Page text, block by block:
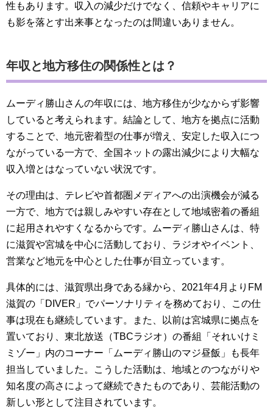
性もあります。収入の減少だけでなく、信頼やキャリアに
も影を落とす出来事となったのは間違いありません。
年収と地方移住の関係性とは？
ムーディ勝山さんの年収には、地方移住が少なからず影響
していると考えられます。結論として、地方を拠点に活動
することで、地元密着型の仕事が増え、安定した収入につ
ながっている一方で、全国ネットの露出減少により大幅な
収入増とはなっていない状況です。
その理由は、テレビや首都圏メディアへの出演機会が減る
一方で、地方では親しみやすい存在として地域密着の番組
に起用されやすくなるからです。ムーディ勝山さんは、特
に滋賀や宮城を中心に活動しており、ラジオやイベント、
営業など地元を中心とした仕事が目立っています。
具体的には、滋賀県出身である縁から、2021年4月よりFM
滋賀の「DIVER」でパーソナリティを務めており、この仕
事は現在も継続しています。また、以前は宮城県に拠点を
置いており、東北放送（TBCラジオ）の番組「それいけミ
ミゾー」内のコーナー「ムーディ勝山のマジ昼飯」も長年
担当していました。こうした活動は、地域とのつながりや
知名度の高さによって継続できたものであり、芸能活動の
新しい形として注目されています。